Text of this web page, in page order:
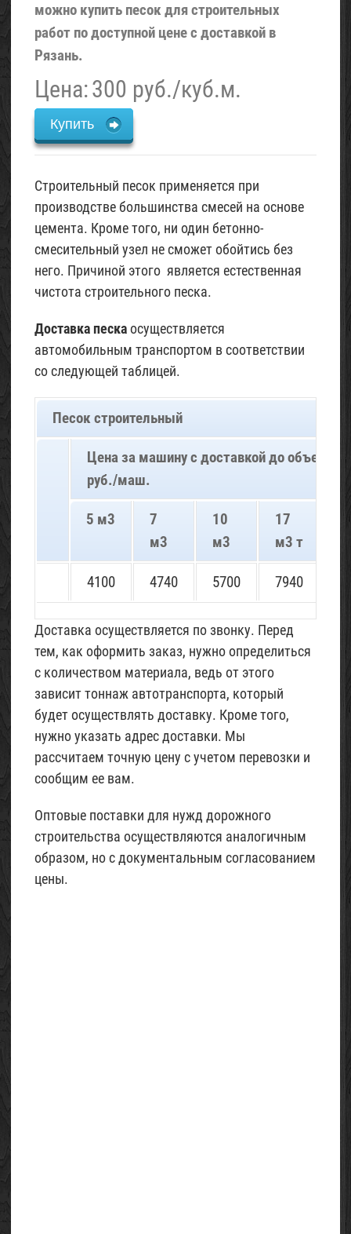
можно купить песок для строительных
работ по доступной цене с доставкой в
Рязань.
Цена:300 руб./куб.м.
Купить
Строительный песок применяется при
производстве большинства смесей на основе
цемента. Кроме того, ни один бетонно-
смесительный узел не сможет обойтись без
него. Причиной этого является естественная
чистота строительного песка.
Доставка пескаосуществляется
автомобильным транспортом в соответствии
со следующей таблицей.
Песок строительный
Цена за машину с доставкой до объекта
руб./маш.
5 м3
7
м3
10
м3
17
м3 т
4100 4740 5700 7940
Доставка осуществляется по звонку. Перед
тем, как оформить заказ, нужно определиться
с количеством материала, ведь от этого
зависит тоннаж автотранспорта, который
будет осуществлять доставку. Кроме того,
нужно указать адрес доставки. Мы
рассчитаем точную цену с учетом перевозки и
сообщим ее вам.
Оптовые поставки для нужд дорожного
строительства осуществляются аналогичным
образом, но с документальным согласованием
цены.